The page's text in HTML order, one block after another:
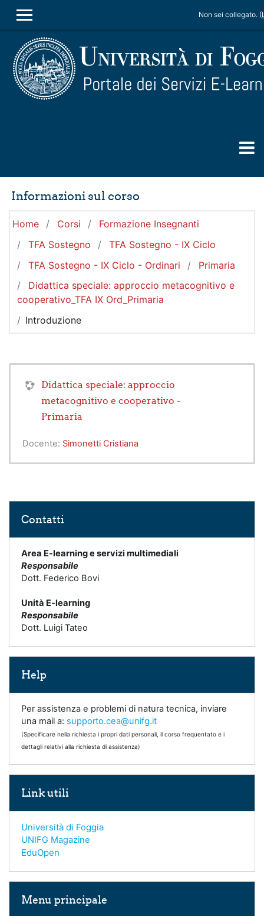
PANNELLO LATERALE
Non sei collegato. (
Informazioni sul corso
Home Corsi
Formazione Insegnanti
TFA Sostegno
TFA Sostegno - IX Ciclo
TFA Sostegno - IX Ciclo - Ordinari
Primaria
Didattica speciale: approccio metacognitivo e
cooperativo_TFA IX Ord_Primaria
Introduzione
Didattica speciale: approccio
metacognitivo e cooperativo -
Primaria
Docente: Simonetti Cristiana
Contatti
Area E-learning e servizi multimediali
Responsabile
Dott. Federico Bovi
Unità E-learning
Responsabile
Dott. Luigi Tateo
Help
Per assistenza e problemi di natura tecnica, inviare
una mail a: supporto.cea@unifg.it
(Specificare nella richiesta i propri dati personali, il corso frequentato e i
dettagli relativi alla richiesta di assistenza)
Link utili
Università di Foggia
UNIFG Magazine
EduOpen
Menu principale